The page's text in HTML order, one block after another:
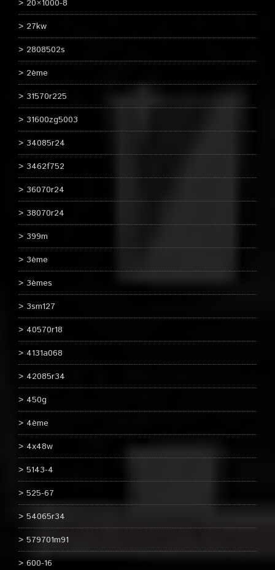
20×1000-8
27kw
2808502s
2ème
31570r225
31600zg5003
34085r24
3462f752
36070r24
38070r24
399m
3ème
3èmes
3sm127
40570r18
4131a068
42085r34
450g
4ème
4x48w
5143-4
525-67
54065r34
579701m91
600-16